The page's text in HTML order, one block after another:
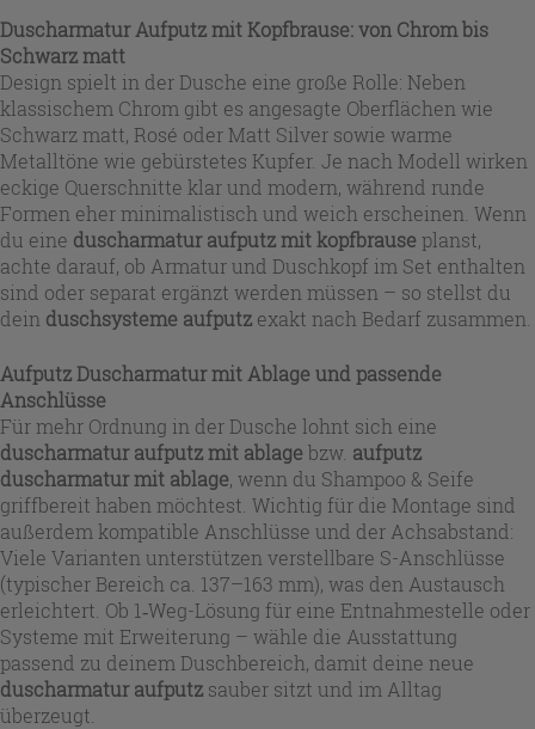
Duscharmatur Aufputz mit Kopfbrause: von Chrom bis
Schwarz matt
Design spielt in der Dusche eine große Rolle: Neben
klassischem Chrom gibt es angesagte Oberflächen wie
Schwarz matt, Rosé oder Matt Silver sowie warme
Metalltöne wie gebürstetes Kupfer. Je nach Modell wirken
eckige Querschnitte klar und modern, während runde
Formen eher minimalistisch und weich erscheinen. Wenn
du eine duscharmatur aufputz mit kopfbrause planst,
achte darauf, ob Armatur und Duschkopf im Set enthalten
sind oder separat ergänzt werden müssen – so stellst du
dein duschsysteme aufputz exakt nach Bedarf zusammen.
Aufputz Duscharmatur mit Ablage und passende
Anschlüsse
Für mehr Ordnung in der Dusche lohnt sich eine
duscharmatur aufputz mit ablage bzw. aufputz
duscharmatur mit ablage, wenn du Shampoo & Seife
griffbereit haben möchtest. Wichtig für die Montage sind
außerdem kompatible Anschlüsse und der Achsabstand:
Viele Varianten unterstützen verstellbare S-Anschlüsse
(typischer Bereich ca. 137–163 mm), was den Austausch
erleichtert. Ob 1‑Weg-Lösung für eine Entnahmestelle oder
Systeme mit Erweiterung – wähle die Ausstattung
passend zu deinem Duschbereich, damit deine neue
duscharmatur aufputz sauber sitzt und im Alltag
überzeugt.